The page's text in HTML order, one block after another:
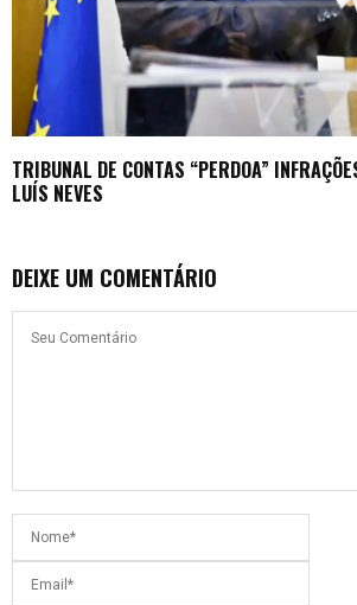
TRIBUNAL DE CONTAS “PERDOA”
LUÍS NEVES
DEIXE UM COMENTÁRIO